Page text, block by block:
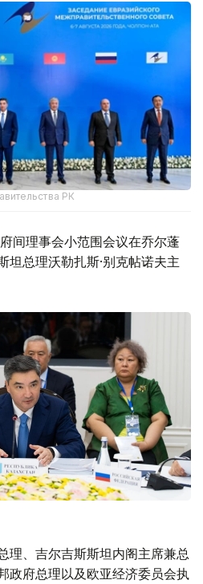
РК
间理事会小范围会议在乔尔蓬
坦总理沃勒扎斯·别克帖诺夫主
理、吉尔吉斯斯坦内阁主席兼总
政府总理以及欧亚经济委员会执